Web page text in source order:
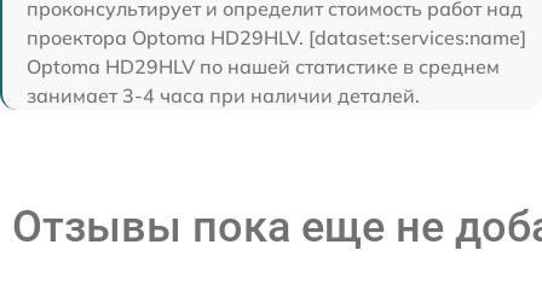
проконсультирует и определит стоимость работ над
проектора Optoma HD29HLV. [dataset:services:name]
Optoma HD29HLV по нашей статистике в среднем
занимает 3-4 часа при наличии деталей.
Отзывы пока еще не